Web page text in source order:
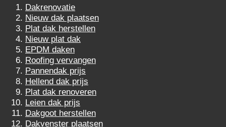
Dakrenovatie
Nieuw dak plaatsen
Plat dak herstellen
Nieuw plat dak
EPDM daken
Roofing vervangen
Pannendak prijs
Hellend dak prijs
Plat dak renoveren
Leien dak prijs
Dakgoot herstellen
Dakvenster plaatsen